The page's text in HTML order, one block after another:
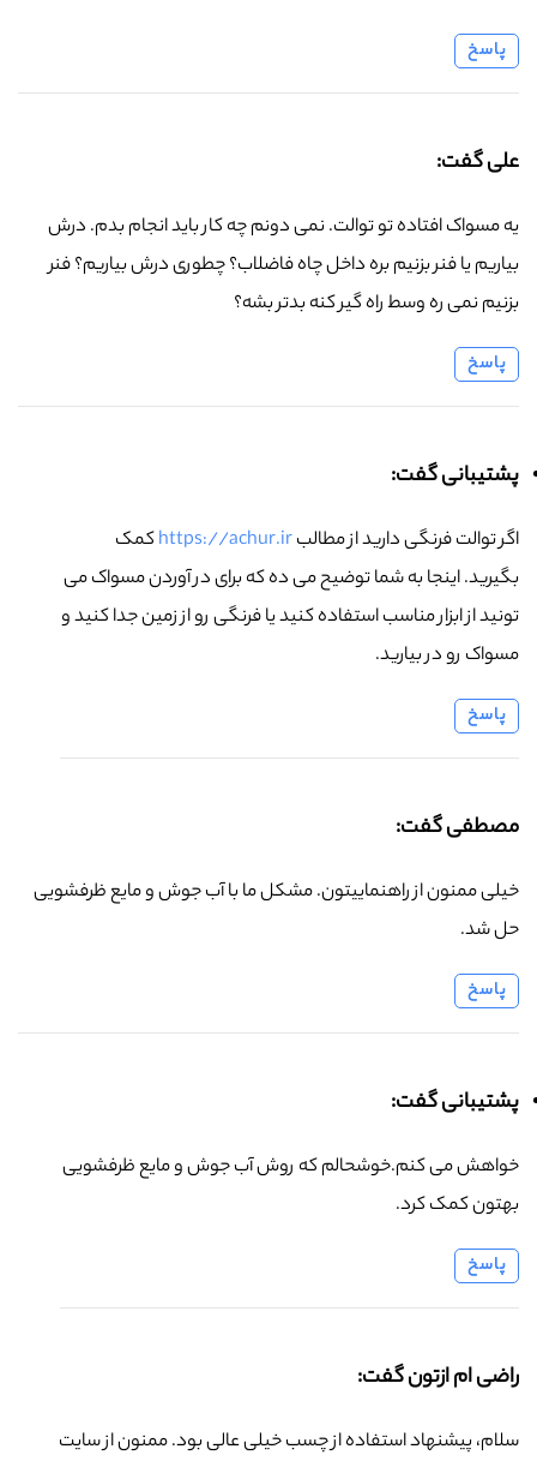
پاسخ
علی گفت:
یه مسواک افتاده تو توالت. نمی دونم چه کار باید انجام بدم. درش
بیاریم یا فنر بزنیم بره داخل چاه فاضلاب؟ چطوری درش بیاریم؟ فنر
بزنیم نمی ره وسط راه گیر کنه بدتر بشه؟
پاسخ
پشتیبانی گفت:
اگر توالت فرنگی دارید از مطالبhttps://achur.irکمک
بگیرید. اینجا به شما توضیح می ده که برای در آوردن مسواک می
تونید از ابزار مناسب استفاده کنید یا فرنگی رو از زمین جدا کنید و
مسواک رو در بیارید.
پاسخ
مصطفی گفت:
خیلی ممنون از راهنماییتون. مشکل ما با آب جوش و مایع ظرفشویی
حل شد.
پاسخ
پشتیبانی گفت:
خواهش می کنم.خوشحالم که روش آب جوش و مایع ظرفشویی
بهتون کمک کرد.
پاسخ
راضی ام ازتون گفت:
سلام، پیشنهاد استفاده از چسب خیلی عالی بود. ممنون از سایت